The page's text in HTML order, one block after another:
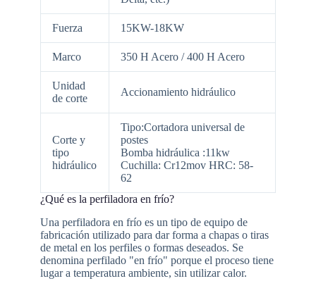
Fuerza 15KW-18KW
Marco 350 H Acero / 400 H Acero
Unidad
de corte
Accionamiento hidráulico
Corte y
tipo
hidráulico
Tipo:Cortadora universal de
postes
Bomba hidráulica :11kw
Cuchilla: Cr12mov HRC: 58-
62
¿Qué es la perfiladora en frío?
Una perfiladora en frío es un tipo de equipo de
fabricación utilizado para dar forma a chapas o tiras
de metal en los perfiles o formas deseados. Se
denomina perfilado "en frío" porque el proceso tiene
lugar a temperatura ambiente, sin utilizar calor.